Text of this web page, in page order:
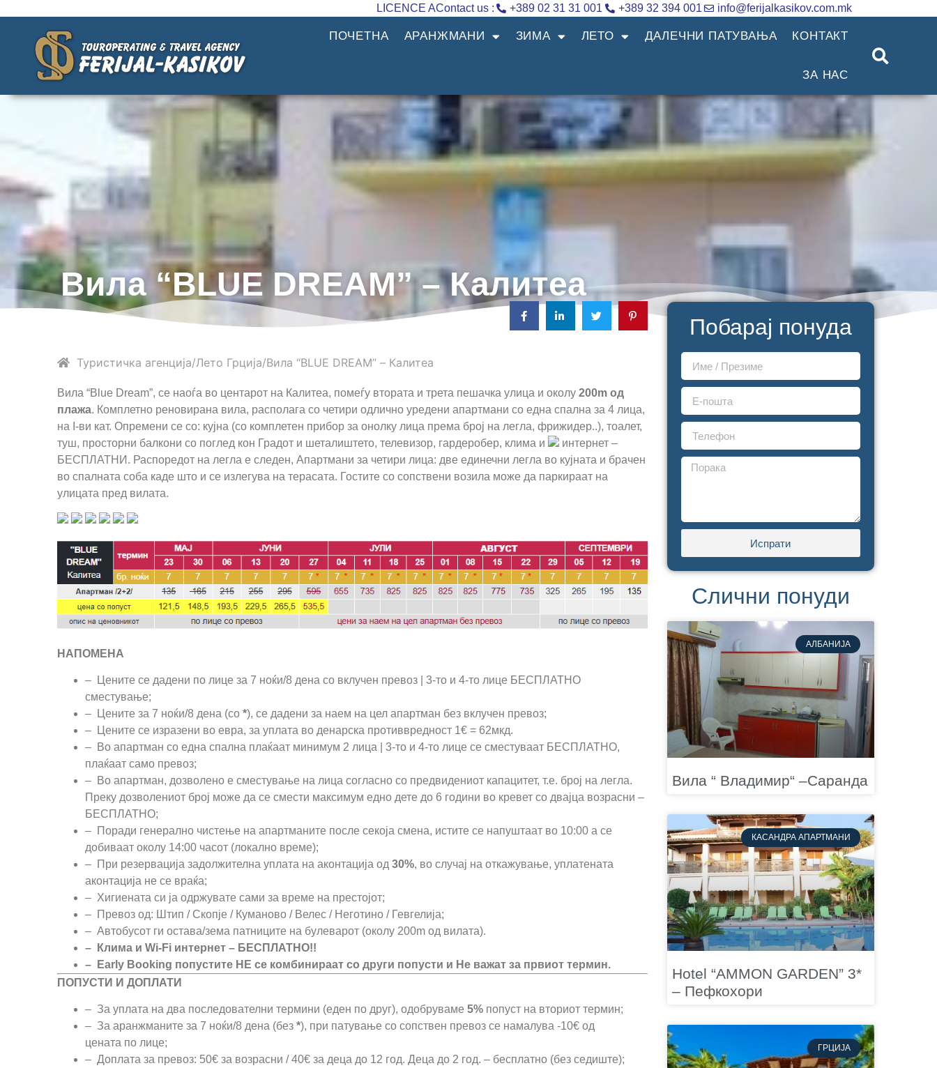
LICENCE AContact us : +389 02 31 31 001 +389 32 394 001 info@ferijalkasikov.com.mk
ПОЧЕТНА АРАНЖМАНИ ЗИМА ЛЕТО ДАЛЕЧНИ ПАТУВАЊА КОНТАКТ
ЗА НАС
Вила “BLUE DREAM” – Калитеа
Туристичка агенција Лето Грција Вила “BLUE DREAM” – Калитеа
Вила “Blue Dream”, се наоѓа во центарот на Калитеа, помеѓу втората и трета пешачка улица и околу 200m од
плажа. Комплетно реновирана вила, располага со четири одлично уредени апартмани со една спална за 4 лица,
на I-ви кат. Опремени се со: кујна (со комплетен прибор за онолку лица према број на легла, фрижидер..), тоалет,
туш, просторни балкони со поглед кон Градот и шеталиштето, телевизор, гардеробер, клима и
интернет –
БЕСПЛАТНИ. Распоредот на легла е следен, Апартмани за четири лица: две единечни легла во кујната и брачен
во спалната соба каде што и се излегува на терасата. Гостите со сопствени возила може да паркираат на
улицата пред вилата.
НАПОМЕНА
– Цените се дадени по лице за 7 ноќи/8 дена со вклучен превоз | 3-то и 4-то лице БЕСПЛАТНО
сместување;
– Цените за 7 ноќи/8 дена (со *), се дадени за наем на цел апартман без вклучен превоз;
– Цените се изразени во евра, за уплата во денарска противвредност 1€ = 62мкд.
– Во апартман со една спална плаќаат минимум 2 лица | 3-то и 4-то лице се сместуваат БЕСПЛАТНО,
плаќаат само превоз;
– Во апартман, дозволено е сместување на лица согласно со предвидениот капацитет, т.е. број на легла.
Преку дозволениот број може да се смести максимум едно дете до 6 години во кревет со двајца возрасни –
БЕСПЛАТНО;
– Поради генерално чистење на апартманите после секоја смена, истите се напуштаат во 10:00 а се
добиваат околу 14:00 часот (локално време);
– При резервација задолжителна уплата на аконтација од 30%, во случај на откажување, уплатената
аконтација не се враќа;
– Хигиената си ја одржувате сами за време на престојот;
– Превоз од: Штип / Скопје / Куманово / Велес / Неготино / Гевгелија;
– Автобусот ги остава/зема патниците на булеварот (околу 200m од вилата).
– Клима и Wi-Fi интернет – БЕСПЛАТНО!!
– Еarly Booking попустите НЕ се комбинираат со други попусти и Не важат за првиот термин.
ПОПУСТИ И ДОПЛАТИ
– За уплата на два последователни термини (еден по друг), одобруваме 5% попуст на вториот термин;
– За аранжманите за 7 ноќи/8 дена (без *), при патување со сопствен превоз се намалува -10€ од
цената по лице;
– Доплата за превоз: 50€ за возрасни / 40€ за деца до 12 год. Деца до 2 год. – бесплатно (без седиште);
Побарај понуда
Испрати
Слични понуди
АЛБАНИЈА
Вила “ Владимир“ –Саранда
КАСАНДРА АПАРТМАНИ
Hotel “AMMON GARDEN” 3*
– Пефкохори
ГРЦИЈА